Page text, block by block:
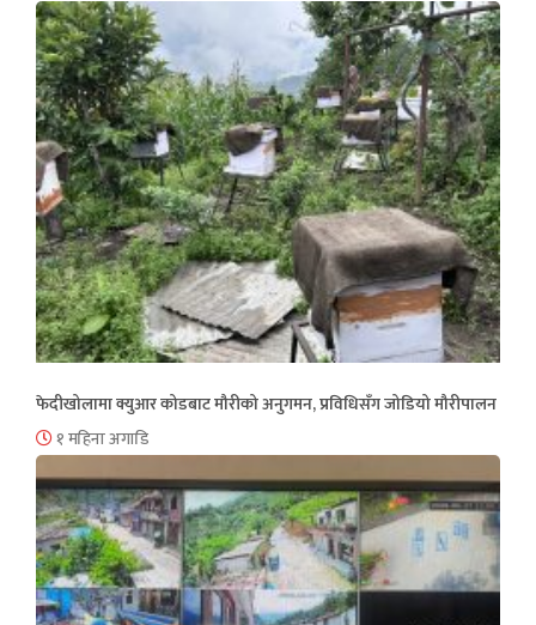
फेदीखोलामा क्युआर कोडबाट मौरीको अनुगमन, प्रविधिसँग जोडियो मौरीपालन
१ महिना अगाडि